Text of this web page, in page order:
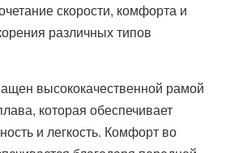
скорости, комфорта и
различных типов
высококачественной рамой
которая обеспечивает
и легкость. Комфорт во